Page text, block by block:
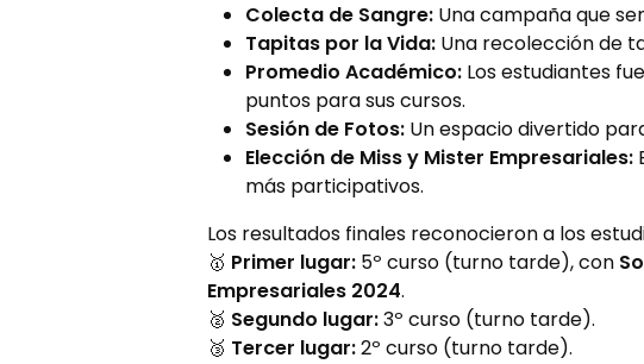
Colecta de Sangre:Una campaña que
Tapitas por la Vida:Una recolección de
Promedio Académico:Los estudiantes
puntos para sus cursos.
Sesión de Fotos:Un espacio divertido
Elección de Miss y Mister Empresariales:
más participativos.
Los resultados finales reconocieron a los
🥇 Primer lugar:5º curso (turno tarde), con
Empresariales 2024.
🥈 Segundo lugar:3º curso (turno tarde).
🥉 Tercer lugar:2º curso (turno tarde).